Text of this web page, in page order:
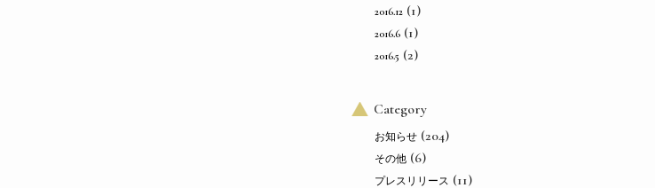
2016.12 (1)
2016.6 (1)
2016.5 (2)
Category
お知らせ (204)
その他 (6)
プレスリリース (11)